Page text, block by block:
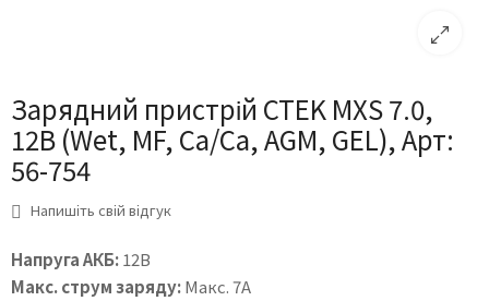
Зарядний пристрій CTEK MXS 7.0,
12В (Wet, MF, Ca/Ca, AGM, GEL), Арт:
56-754
Напишіть свій відгук
Напруга АКБ:12В
Макс. струм заряду:Макс. 7А